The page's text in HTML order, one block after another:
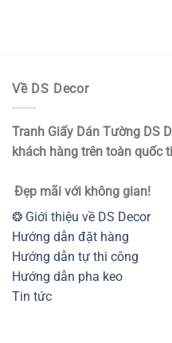
hiện
Về DS Decor
Tranh Giấy Dán Tường DS
khách hàng trên toàn quốc
Đẹp mãi với không gian!
❂ Giới thiệu về DS Decor
Hướng dẫn đặt hàng
Hướng dẫn tự thi công
Hướng dẫn pha keo
Tin tức